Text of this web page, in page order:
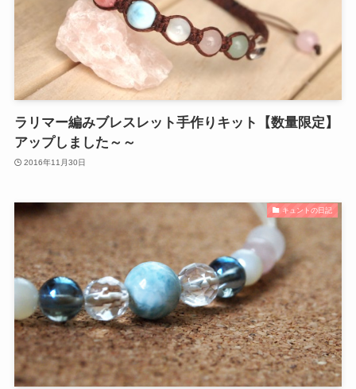
ラリマー編みブレスレット手作りキット【数量限定】
アップしました～～
2016年11月30日
キュントの日記